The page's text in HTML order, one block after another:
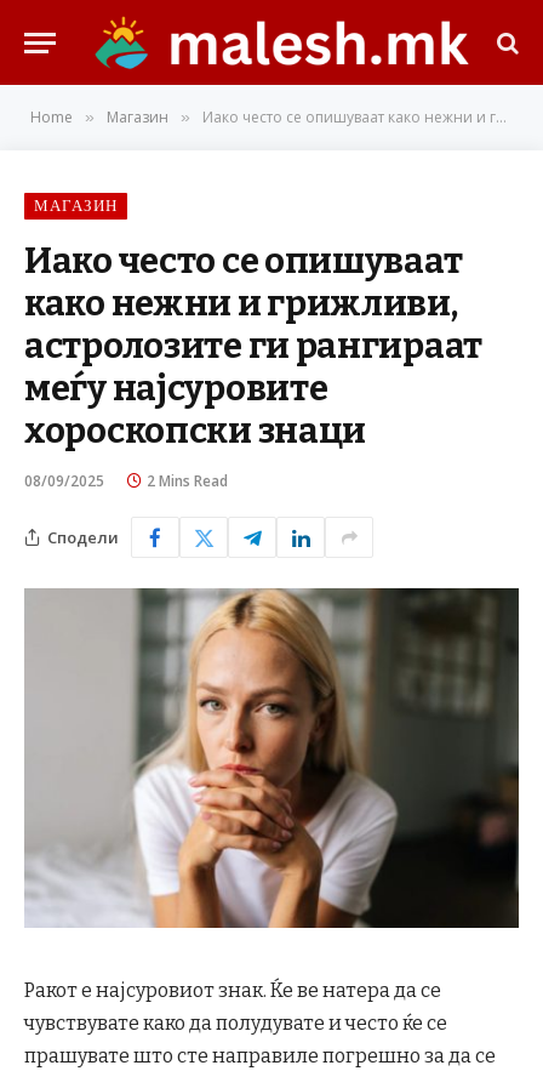
Home » Магазин » Иако често се опишуваат како нежни и грижливи, астролозите ги рангираат меѓу најсуровите хороскопски знаци
МАГАЗИН
Иако често се опишуваат
како нежни и грижливи,
астролозите ги рангираат
меѓу најсуровите
хороскопски знаци
08/09/2025 2 Mins Read
Сподели
Ракот е најсуровиот знак. Ќе ве натера да се
чувствувате како да полудувате и често ќе се
прашувате што сте направиле погрешно за да се